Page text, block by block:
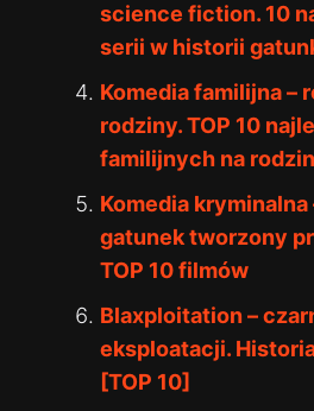
science fiction. 10
serii w historii
Komedia familijna –
rodziny. TOP 10
familijnych na
Komedia
gatunek tworzony
TOP 10 filmów
Blaxploitation –
eksploatacji.
[TOP 10]